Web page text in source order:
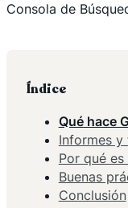
Consola de
Índice
Qué hace
Informes y
Por qué es
Buenas
Conclusión